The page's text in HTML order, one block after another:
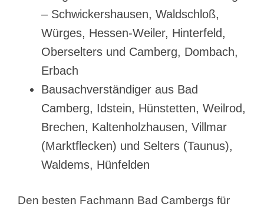
– Schwickershausen, Waldschloß,
Würges, Hessen-Weiler, Hinterfeld,
Oberselters und Camberg, Dombach,
Erbach
Bausachverständiger aus Bad
Camberg, Idstein, Hünstetten, Weilrod,
Brechen, Kaltenholzhausen, Villmar
(Marktflecken) und Selters (Taunus),
Waldems, Hünfelden
Den besten Fachmann Bad Cambergs für